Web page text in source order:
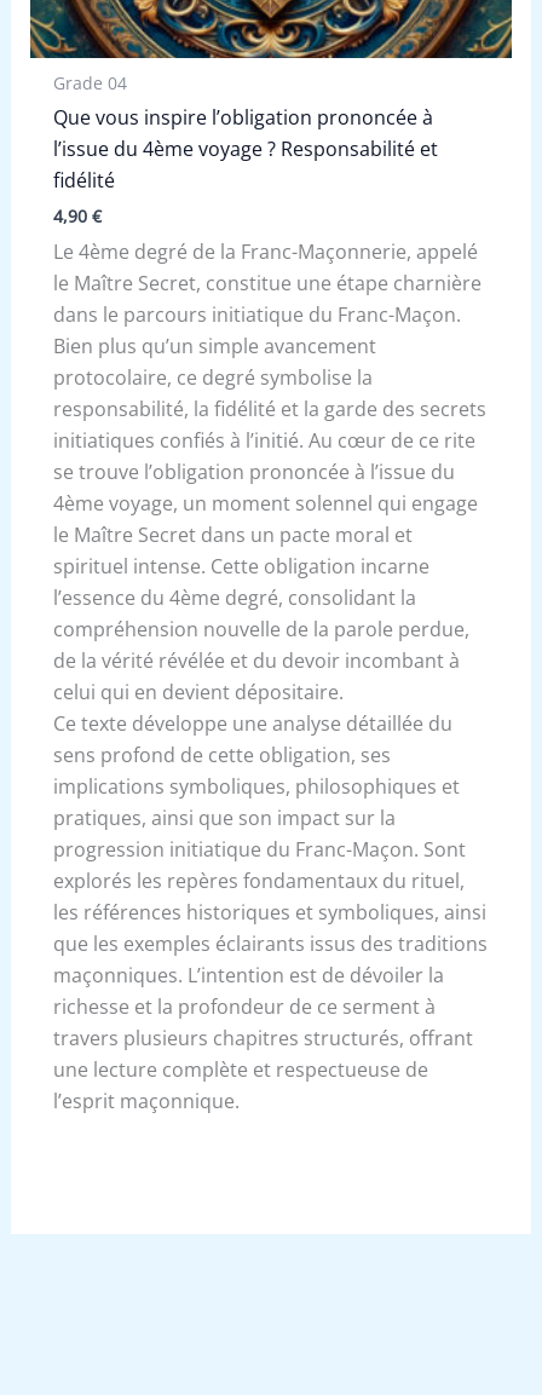
Grade 04
Que vous inspire l’obligation prononcée à
l’issue du 4ème voyage ? Responsabilité et
fidélité
4,90 €
Le 4ème degré de la Franc-Maçonnerie, appelé
le Maître Secret, constitue une étape charnière
dans le parcours initiatique du Franc-Maçon.
Bien plus qu’un simple avancement
protocolaire, ce degré symbolise la
responsabilité, la fidélité et la garde des secrets
initiatiques confiés à l’initié. Au cœur de ce rite
se trouve l’obligation prononcée à l’issue du
4ème voyage, un moment solennel qui engage
le Maître Secret dans un pacte moral et
spirituel intense. Cette obligation incarne
l’essence du 4ème degré, consolidant la
compréhension nouvelle de la parole perdue,
de la vérité révélée et du devoir incombant à
celui qui en devient dépositaire.
Ce texte développe une analyse détaillée du
sens profond de cette obligation, ses
implications symboliques, philosophiques et
pratiques, ainsi que son impact sur la
progression initiatique du Franc-Maçon. Sont
explorés les repères fondamentaux du rituel,
les références historiques et symboliques, ainsi
que les exemples éclairants issus des traditions
maçonniques. L’intention est de dévoiler la
richesse et la profondeur de ce serment à
travers plusieurs chapitres structurés, offrant
une lecture complète et respectueuse de
l’esprit maçonnique.